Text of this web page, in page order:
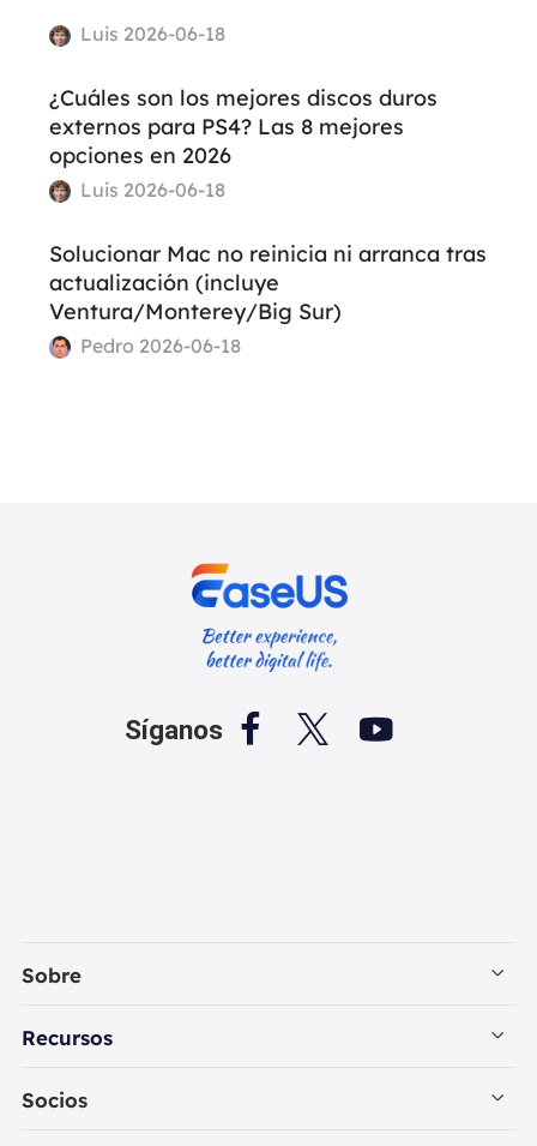
Luis 2026-06-18
¿Cuáles son los mejores discos duros
externos para PS4? Las 8 mejores
opciones en 2026
Luis 2026-06-18
Solucionar Mac no reinicia ni arranca tras
actualización (incluye
Ventura/Monterey/Big Sur)
Pedro 2026-06-18
Síganos   
Sobre
Empresa
Recursos
Recuperación de Datos PC
Socios